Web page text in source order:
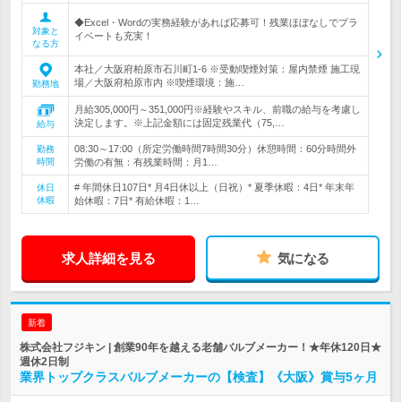
対象と
なる方
◆Excel・Wordの実務経験があれば応募可！残業ほぼなしでプラ
イベートも充実！
勤務地
本社／大阪府柏原市石川町1‐6 ※受動喫煙対策：屋内禁煙 施工現
場／大阪府柏原市内 ※喫煙環境：施…
給与
月給305,000円～351,000円※経験やスキル、前職の給与を考慮し
決定します。※上記金額には固定残業代（75,…
勤務
時間
08:30～17:00（所定労働時間7時間30分）休憩時間：60分時間外
労働の有無：有残業時間：月1…
休日
休暇
# 年間休日107日* 月4日休以上（日祝）* 夏季休暇：4日* 年末年
始休暇：7日* 有給休暇：1…
求人詳細を見る 気になる
新着
株式会社フジキン | 創業90年を越える老舗バルブメーカー！★年休120日★
週休2日制
業界トップクラスバルブメーカーの【検査】《大阪》賞与5ヶ月